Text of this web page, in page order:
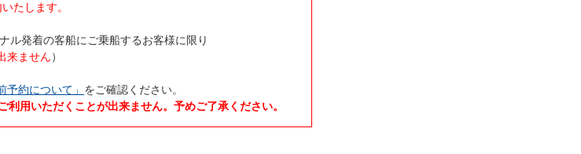
たします。
ル発着の客船にご乗船するお客様に限り
来ません）
約について」 をご確認ください。
用いただくことが出来ません。予めご了承ください。